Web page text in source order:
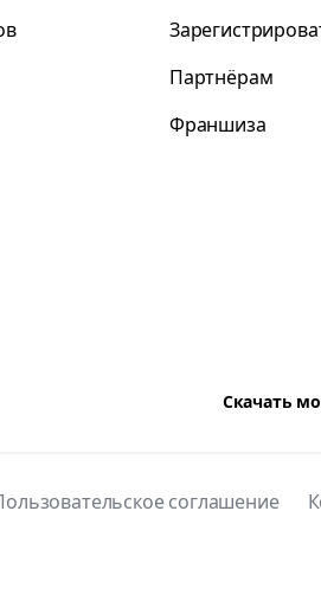
Партнёрам
Франшиза
Скачать
соглашение